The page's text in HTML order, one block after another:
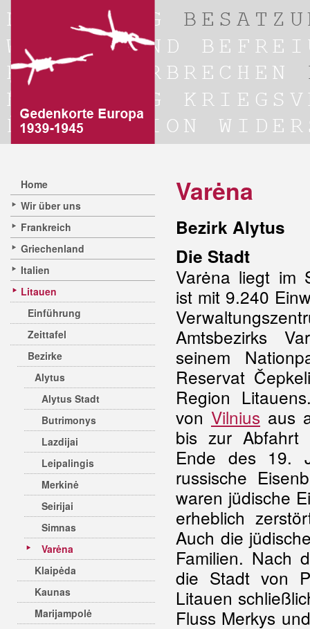
Home
Wir über uns
Frankreich
Griechenland
Italien
Litauen
Einführung
Zeittafel
Bezirke
Alytus
Alytus Stadt
Butrimonys
Lazdijai
Leipalingis
Merkinė
Seirijai
Simnas
Varėna
Klaipėda
Kaunas
Marijampolė
Varėna
Bezirk Alytus
Die Stadt
Varėna liegt im
ist mit 9.240
Amtsbezirks
seinem
Reservat
Region
von Vilnius aus
bis zur Abfahrt
Ende des 19.
russische
waren jüdische
erheblich
Auch die
Familien. Nach
die Stadt von
Litauen
Fluss Merkys